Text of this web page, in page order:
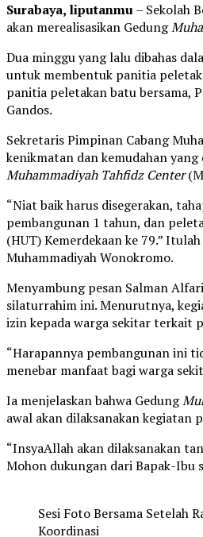
Surabaya, liputanmu– Sekolah
akan merealisasikan Gedung
Dua minggu yang lalu dibahas
untuk membentuk panitia
panitia peletakan batu bersama,
Gandos.
Sekretaris Pimpinan Cabang
kenikmatan dan kemudahan
Muhammadiyah Tahfidz Center
“Niat baik harus disegerakan,
pembangunan 1 tahun, dan
(HUT) Kemerdekaan ke 79.”
Muhammadiyah Wonokromo.
Menyambung pesan Salman
silaturrahim ini. Menurutnya,
izin kepada warga sekitar terkait
“Harapannya pembangunan ini
menebar manfaat bagi warga
Ia menjelaskan bahwa Gedung
awal akan dilaksanakan kegiatan
“InsyaAllah akan dilaksanakan
Mohon dukungan dari Bapak-Ibu
Sesi Foto Bersama Setelah
Koordinasi